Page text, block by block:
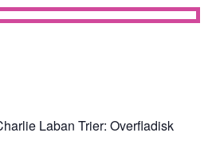
Laban Trier: Overfladisk